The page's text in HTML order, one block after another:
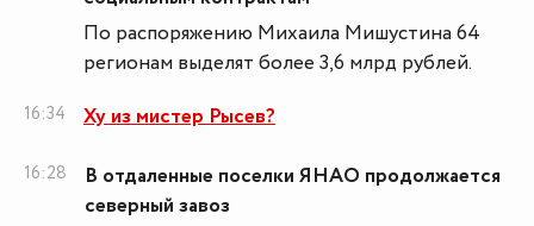
По распоряжению Михаила Мишустина 64
регионам выделят более 3,6 млрд рублей.
16:34 Ху из мистер Рысев?
16:28
В отдаленные поселки ЯНАО продолжается
северный завоз